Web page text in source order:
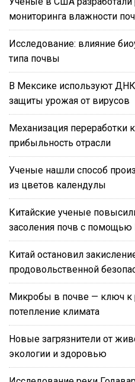
мониторинга влажности
Исследование: влияние
типа почвы
В Мексике используют
защиты урожая от вирусов
Механизация переработки
прибыльность отрасли
Ученые нашли способ
из цветов календулы
Китайские ученые
засоления почв с
Китай остановил
продовольственной
Микробы в почве — ключ к
потепление климата
Новые загрязнители от
экологии и здоровью